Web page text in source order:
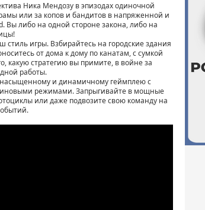
Ника Мендозу в эпизодах одиночной
или за копов и бандитов в напряженной и
Вы либо на одной стороне закона, либо на
игры. Взбирайтесь на городские здания
от дома к дому по канатам, с сумкой
какую стратегию вы примите, в войне за
работы.
насыщенному и динамичному геймплею с
режимами. Запрыгивайте в мощные
или даже подвозите свою команду на